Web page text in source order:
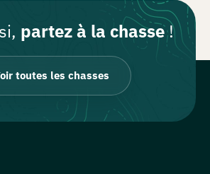
partez à la chasse!
toutes les chasses